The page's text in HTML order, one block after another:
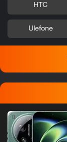
HTC
Ulefone